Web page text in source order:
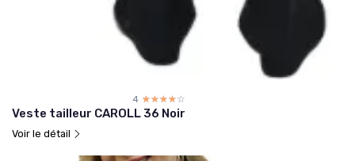
4 ☆☆☆☆☆
★★★★★
Veste tailleur CAROLL 36 Noir
Voir le détail